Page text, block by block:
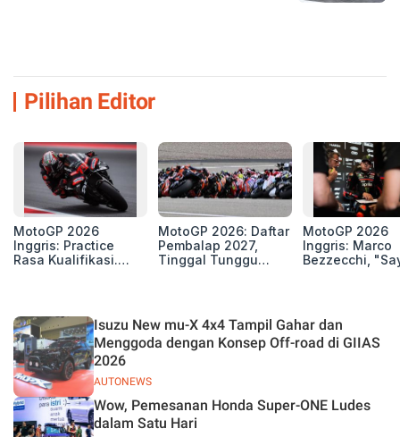
Pilihan Editor
MotoGP 2026
Inggris: Practice
Rasa Kualifikasi.
Silverstone!
MotoGP 2026: Daftar
Pembalap 2027,
Tinggal Tunggu
MotoGP 2026
Inggris: Marco
Bezzecchi,
AUTONEWS
Isuzu New mu-X 4x4 Tampil Gahar dan
Menggoda dengan Konsep Off-road di GIIAS
2026
Wow, Pemesanan Honda Super-ONE Ludes
dalam Satu Hari